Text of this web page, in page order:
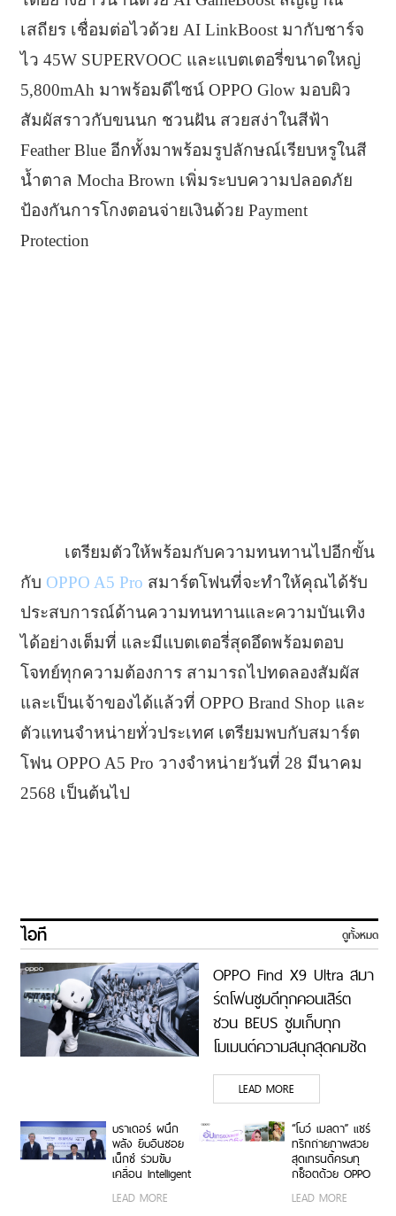
เสถียร เชื่อมต่อไวด้วย AI LinkBoost มากับชาร์จ
ไว 45W SUPERVOOC และแบตเตอรี่ขนาดใหญ่
5,800mAh มาพร้อมดีไซน์ OPPO Glow มอบผิว
สัมผัสราวกับขนนก ชวนฝัน สวยสง่าในสีฟ้า
Feather Blue อีกทั้งมาพร้อมรูปลักษณ์เรียบหรูในสี
น้ำตาล Mocha Brown เพิ่มระบบความปลอดภัย
ป้องกันการโกงตอนจ่ายเงินด้วย Payment
Protection
เตรียมตัวให้พร้อมกับความทนทานไปอีกขั้น
กับ OPPO A5 Pro สมาร์ตโฟนที่จะทำให้คุณได้รับ
ประสบการณ์ด้านความทนทานและความบันเทิง
ได้อย่างเต็มที่ และมีแบตเตอรี่สุดอึดพร้อมตอบ
โจทย์ทุกความต้องการ สามารถไปทดลองสัมผัส
และเป็นเจ้าของได้แล้วที่ OPPO Brand Shop และ
ตัวแทนจำหน่ายทั่วประเทศ เตรียมพบกับสมาร์ต
โฟน OPPO A5 Pro วางจำหน่ายวันที่ 28 มีนาคม
2568 เป็นต้นไป
ไอที ดูทั้งหมด
OPPO Find X9 Ultra สมา
ร์ตโฟนซูมดีทุกคอนเสิร์ต
ชวน BEUS ซูมเก็บทุก
โมเมนต์ความสนุกสุดคมชัด
ในคอนเสิร์ต BUS LIGHT
AS ONE
LEAD MORE
บราเดอร์ ผนึก
พลัง ยิบอินซอย
เน็กซ์ ร่วมขับ
เคลื่อน Intelligent
Transformation
LEAD MORE
“โบว์ เมลดา” แชร์
ทริกถ่ายภาพสวย
สุดเทรนดี้ครบทุ
กช็อตด้วย OPPO
5G
LEAD MORE